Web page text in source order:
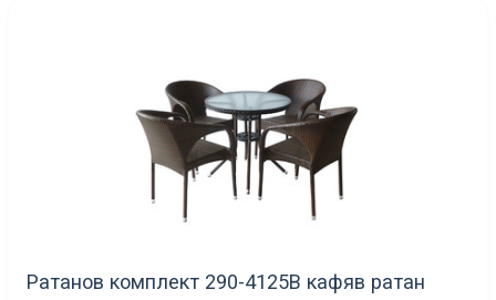
Ратанов комплект 290-4125В кафяв ратан